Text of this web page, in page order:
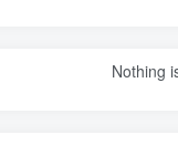
Nothing